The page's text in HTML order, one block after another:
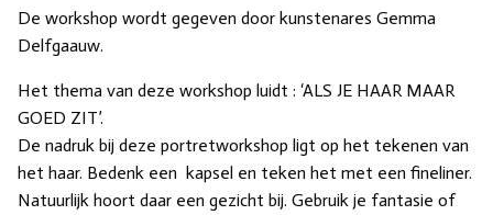
De workshop wordt gegeven door kunstenares Gemma
Delfgaauw.
Het thema van deze workshop luidt : ‘ALS JE HAAR MAAR
GOED ZIT’.
De nadruk bij deze portretworkshop ligt op het tekenen van
het haar. Bedenk een kapsel en teken het met een fineliner.
Natuurlijk hoort daar een gezicht bij. Gebruik je fantasie of